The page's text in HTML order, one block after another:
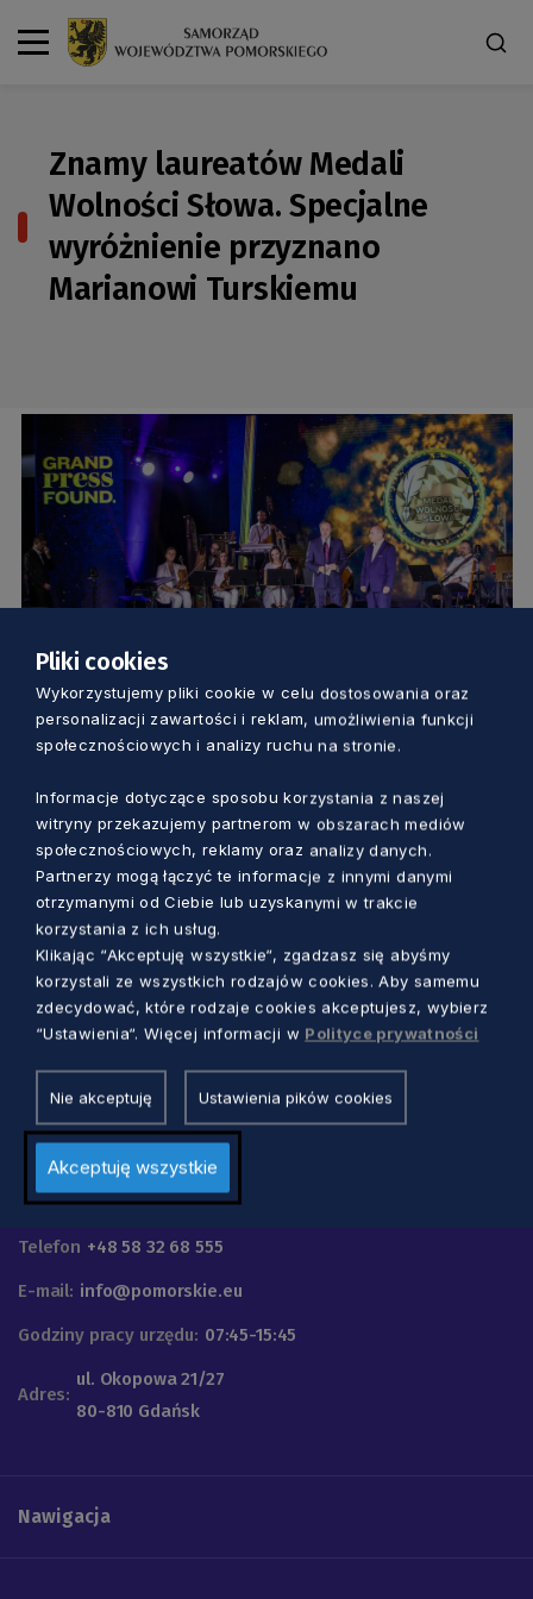
Znamy laureatów Medali
Wolności Słowa. Specjalne
wyróżnienie przyznano
Marianowi Turskiemu
KULTURA
Słowa. Specjalne wyróżnienie przyznano
Marianowi Turskiemu
Marcin Szumny 4 lata temu
Urząd Marszałkowski
Województwa Pomorskiego
Telefon +48 58 32 68 555
E-mail: info@pomorskie.eu
Godziny pracy urzędu: 07:45-15:45
Adres:
ul. Okopowa 21/27
80-810 Gdańsk
Nawigacja
Pliki cookies
Wykorzystujemy pliki cookie w celu dostosowania oraz
personalizacji zawartości i reklam, umożliwienia funkcji
społecznościowych i analizy ruchu na stronie.
Informacje dotyczące sposobu korzystania z naszej
witryny przekazujemy partnerom w obszarach mediów
społecznościowych, reklamy oraz analizy danych.
Partnerzy mogą łączyć te informacje z innymi danymi
otrzymanymi od Ciebie lub uzyskanymi w trakcie
korzystania z ich usług.
Klikając “Akceptuję wszystkie“, zgadzasz się abyśmy
korzystali ze wszystkich rodzajów cookies. Aby samemu
zdecydować, które rodzaje cookies akceptujesz, wybierz
“Ustawienia“. Więcej informacji w Polityce prywatności
Nie akceptuję Ustawienia pików cookies
Akceptuję wszystkie